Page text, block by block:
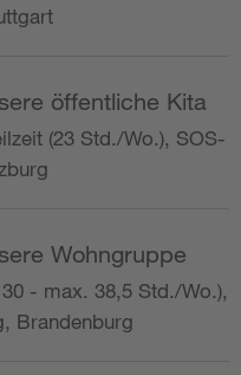
öffentliche Kita
(23 Std./Wo.), SOS-
Wohngruppe
- max. 38,5 Std./Wo.),
Brandenburg